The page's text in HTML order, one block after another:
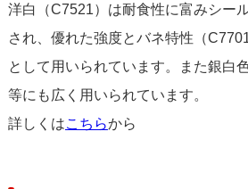
洋白（C7521）は耐食性に富みシー
され、優れた強度とバネ特性（
として用いられています。また銀白
等にも広く用いられています。
詳しくはこちらから